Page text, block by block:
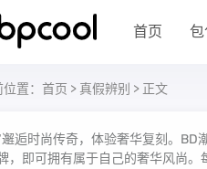
首页
置： 首页 > 真假辨别 > 正文
邂逅时尚传奇，体验奢华复刻。BD
，即可拥有属于自己的奢华风尚